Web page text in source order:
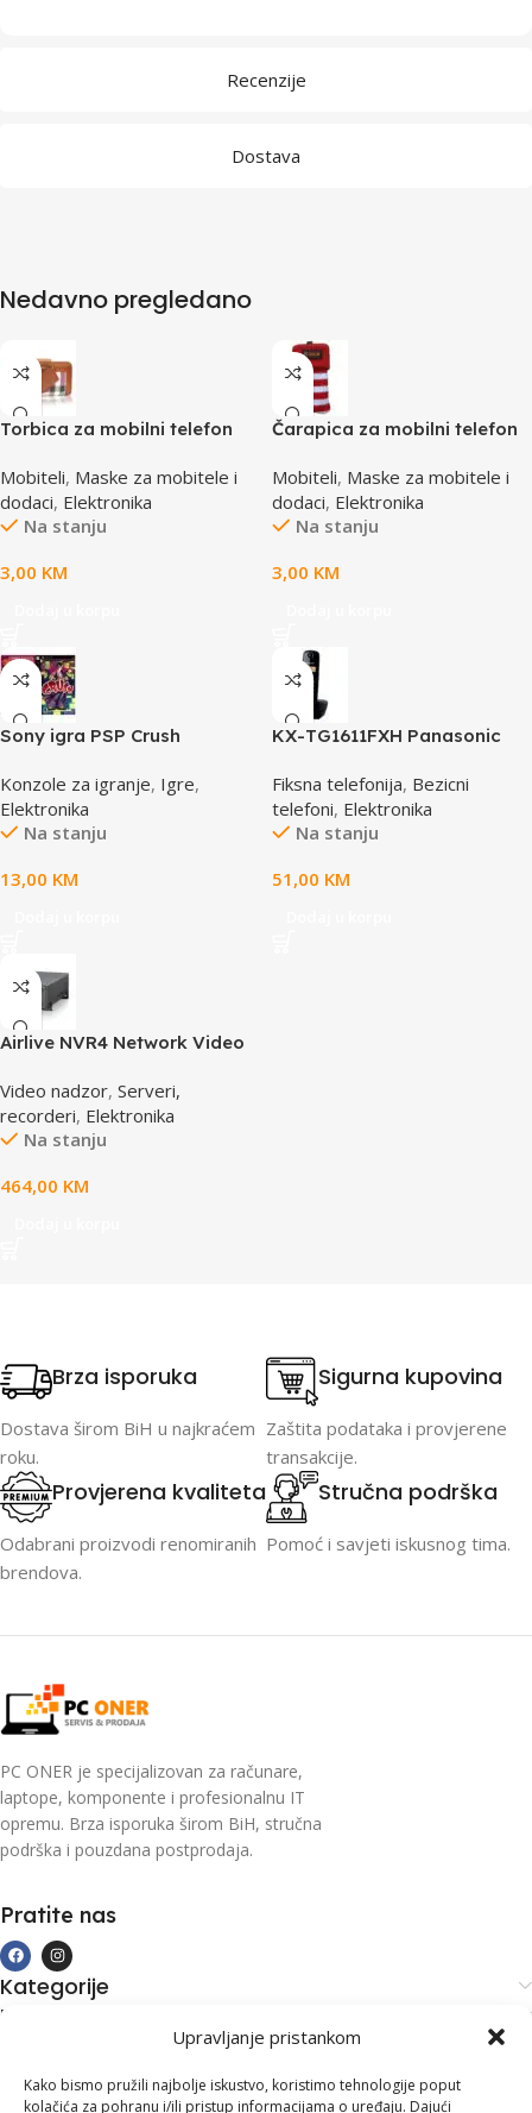
Upravljanje pristankom
Kako bismo pružili najbolje iskustvo, koristimo tehnologije poput
kolačića za pohranu i/ili pristup informacijama o uređaju. Dajući
Recenzije
Dostava
Nedavno pregledano
Torbica za mobilni telefon
110x45x17mm
Mobiteli, Maske za mobitele i
dodaci, Elektronika
Na stanju
3,00 KM
Čarapica za mobilni telefon
65x100mm
Mobiteli, Maske za mobitele i
dodaci, Elektronika
Na stanju
3,00 KM
Sony igra PSP Crush
Konzole za igranje, Igre,
Elektronika
Na stanju
13,00 KM
KX-TG1611FXH Panasonic
Fiksna telefonija, Bezicni
telefoni, Elektronika
Na stanju
51,00 KM
Airlive NVR4 Network Video
Video nadzor, Serveri,
recorderi, Elektronika
Na stanju
464,00 KM
Brza isporuka
Dostava širom BiH u najkraćem
roku.
Sigurna kupovina
Zaštita podataka i provjerene
transakcije.
Provjerena kvaliteta
Odabrani proizvodi renomiranih
brendova.
Stručna podrška
Pomoć i savjeti iskusnog tima.
PC ONER je specijalizovan za računare,
laptope, komponente i profesionalnu IT
opremu. Brza isporuka širom BiH, stručna
podrška i pouzdana postprodaja.
Pratite nas
Kategorije
Kupovina i podrška
Kontakt informacije